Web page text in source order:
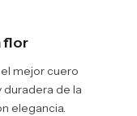
flor
mejor cuero
de la
elegancia.